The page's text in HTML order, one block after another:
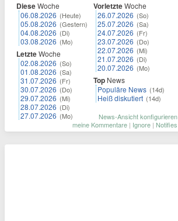
DieseWoche
06.08.2026 (Heute)
05.08.2026 (Gestern)
04.08.2026 (Di)
03.08.2026 (Mo)
LetzteWoche
02.08.2026 (So)
01.08.2026 (Sa)
31.07.2026 (Fr)
30.07.2026 (Do)
29.07.2026 (Mi)
28.07.2026 (Di)
27.07.2026 (Mo)
VorletzteWoche
26.07.2026 (So)
25.07.2026 (Sa)
24.07.2026 (Fr)
23.07.2026 (Do)
22.07.2026 (Mi)
21.07.2026 (Di)
20.07.2026 (Mo)
Top News
Populäre News (14d)
Heiß diskutiert (14d)
News-Ansicht konfigurieren
meine Kommentare | Ignore | Notifies